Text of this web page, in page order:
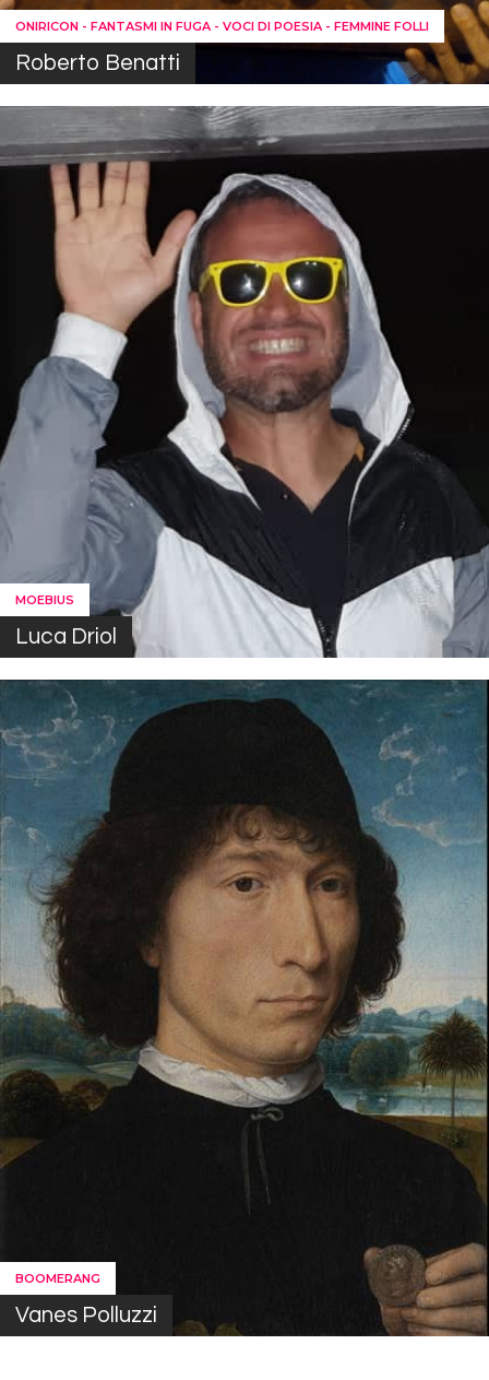
ONIRICON - FANTASMI IN FUGA - VOCI DI POESIA - FEMMINE FOLLI
Roberto Benatti
MOEBIUS
Luca Driol
BOOMERANG
Vanes Polluzzi